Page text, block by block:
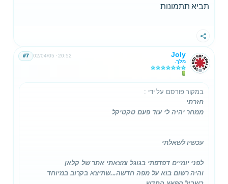
תביא תתמונות
שתף
Joly
מלך.
02/04/05 20:52
#7
במקור פורסם על ידי :
חזרתי
ממחר יהיה לי עוד פעם טקטיקל
עכשיו לשאלתי
לפני יומיים דפדפתי בגוגל ומצאתי אתר של קלאן
והיה רשום בוא על מפה חדשה...שתיצא בקרוב במיוחד